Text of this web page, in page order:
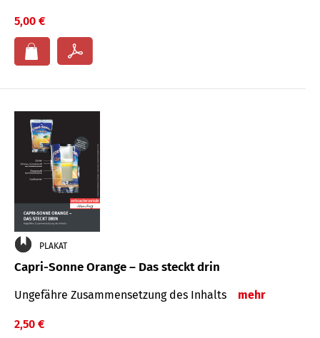
5,00 €
PLAKAT
Capri-Sonne Orange – Das steckt drin
Ungefähre Zu­sammen­setzung des Inhalts mehr
2,50 €